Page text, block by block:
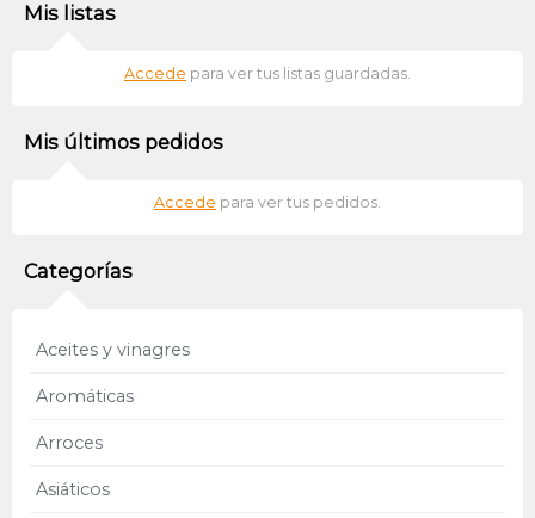
Mis listas
Accede para ver tus listas guardadas.
Mis últimos pedidos
Accede para ver tus pedidos.
Categorías
Aceites y vinagres
Aromáticas
Arroces
Asiáticos